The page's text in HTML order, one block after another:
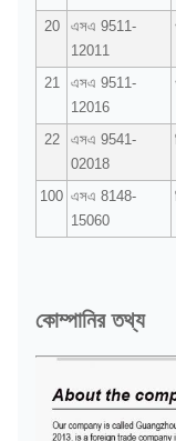
20
এসএ 9511-
12011
21
এসএ 9511-
12016
22
এসএ 9541-
02018
100 এসএ 8148-
15060
কোম্পানির তথ্য